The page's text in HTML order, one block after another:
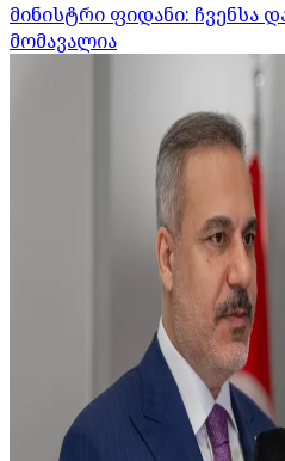
მინისტრი ფიდანი: ჩვენსა
მომავალია